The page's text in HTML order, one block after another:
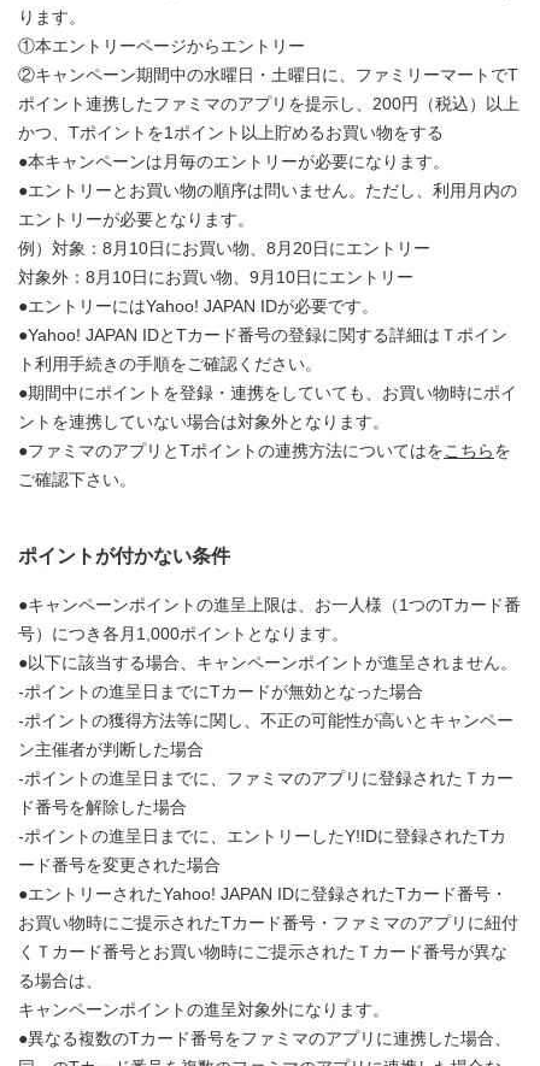
ります。
①本エントリーページからエントリー
②キャンペーン期間中の水曜日・土曜日に、ファミリーマートでT
ポイント連携したファミマのアプリを提示し、200円（税込）以上
かつ、Tポイントを1ポイント以上貯めるお買い物をする
●本キャンペーンは月毎のエントリーが必要になります。
●エントリーとお買い物の順序は問いません。ただし、利用月内の
エントリーが必要となります。
例）対象：8月10日にお買い物、8月20日にエントリー
対象外：8月10日にお買い物、9月10日にエントリー
●エントリーにはYahoo! JAPAN IDが必要です。
●Yahoo! JAPAN IDとTカード番号の登録に関する詳細はＴポイン
ト利用手続きの手順をご確認ください。
●期間中にポイントを登録・連携をしていても、お買い物時にポイ
ントを連携していない場合は対象外となります。
●ファミマのアプリとTポイントの連携方法についてはをこちらを
ご確認下さい。
ポイントが付かない条件
●キャンペーンポイントの進呈上限は、お一人様（1つのTカード番
号）につき各月1,000ポイントとなります。
●以下に該当する場合、キャンペーンポイントが進呈されません。
-ポイントの進呈日までにTカードが無効となった場合
-ポイントの獲得方法等に関し、不正の可能性が高いとキャンペー
ン主催者が判断した場合
-ポイントの進呈日までに、ファミマのアプリに登録されたＴカー
ド番号を解除した場合
-ポイントの進呈日までに、エントリーしたY!IDに登録されたTカ
ード番号を変更された場合
●エントリーされたYahoo! JAPAN IDに登録されたTカード番号・
お買い物時にご提示されたTカード番号・ファミマのアプリに紐付
くＴカード番号とお買い物時にご提示されたＴカード番号が異な
る場合は、
キャンペーンポイントの進呈対象外になります。
●異なる複数のTカード番号をファミマのアプリに連携した場合、